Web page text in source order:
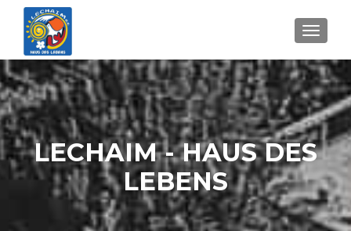
MENU
LECHAIM - HAUS DES
LEBENS